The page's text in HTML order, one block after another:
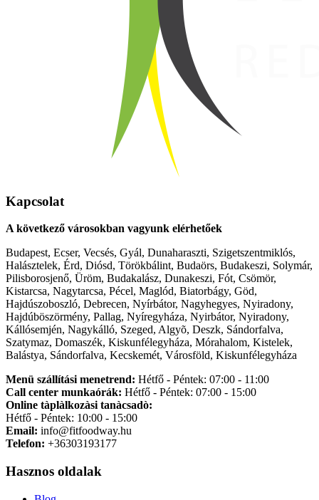
Kapcsolat
A következő városokban vagyunk elérhetőek
Budapest, Ecser, Vecsés, Gyál, Dunaharaszti, Szigetszentmiklós,
Halásztelek, Érd, Diósd, Törökbálint, Budaörs, Budakeszi, Solymár,
Pilisborosjenő, Üröm, Budakalász, Dunakeszi, Fót, Csömör,
Kistarcsa, Nagytarcsa, Pécel, Maglód, Biatorbágy, Göd,
Hajdúszoboszló, Debrecen, Nyírbátor, Nagyhegyes, Nyiradony,
Hajdúböszörmény, Pallag, Nyíregyháza, Nyirbátor, Nyiradony,
Kállósemjén, Nagykálló, Szeged, Algyõ, Deszk, Sándorfalva,
Szatymaz, Domaszék, Kiskunfélegyháza, Mórahalom, Kistelek,
Balástya, Sándorfalva, Kecskemét, Városföld, Kiskunfélegyháza
Menü szállítási menetrend: Hétfő - Péntek: 07:00 - 11:00
Call center munkaórák: Hétfő - Péntek: 07:00 - 15:00
Online tàplàlkozàsi tanàcsadò:
Hétfő - Péntek: 10:00 - 15:00
Email: info@fitfoodway.hu
Telefon: +36303193177
Hasznos oldalak